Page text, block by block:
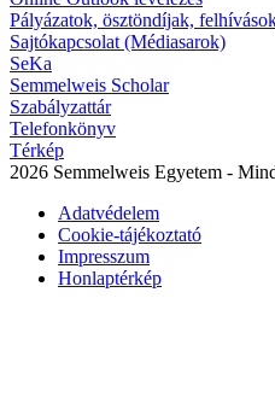
Pályázatok, ösztöndíjak,
Sajtókapcsolat (Médiasarok)
SeKa
Semmelweis Scholar
Szabályzattár
Telefonkönyv
Térkép
2026 Semmelweis Egyetem -
Adatvédelem
Cookie-tájékoztató
Impresszum
Honlaptérkép